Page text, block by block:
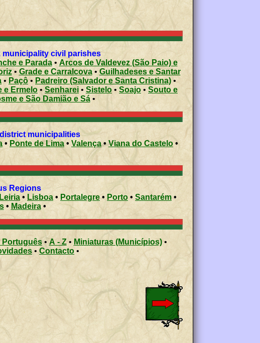
municipality civil parishes
e Parada• Arcos de Valdevez (São Paio) e
•Grade e Carralcova• Guilhadeses e Santar
• Paçô• Padreiro (Salvador e Santa Cristina) •
e Ermelo •Senharei • Sistelo • Soajo • Souto e
e São Damião e Sá•
district municipalities
• Ponte de Lima • Valença•Viana do Castelo •
Regions
Leiria • Lisboa • Portalegre• Porto • Santarém•
• Madeira •
Português• A - Z• Miniaturas (Municípios)•
•Contacto •